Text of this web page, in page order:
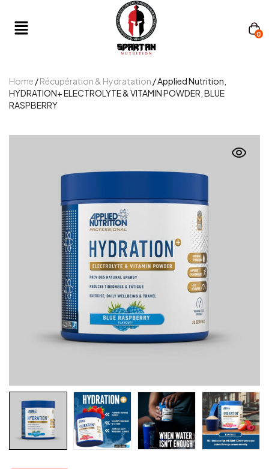
0
Home /Récupération & Hydratation / Applied Nutrition,
HYDRATION+ ELECTROLYTE & VITAMIN POWDER, BLUE
RASPBERRY